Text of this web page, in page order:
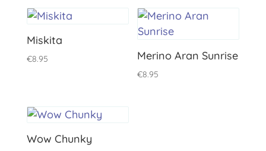
Miskita
€8.95 Merino Aran Sunrise
€8.95
Wow Chunky